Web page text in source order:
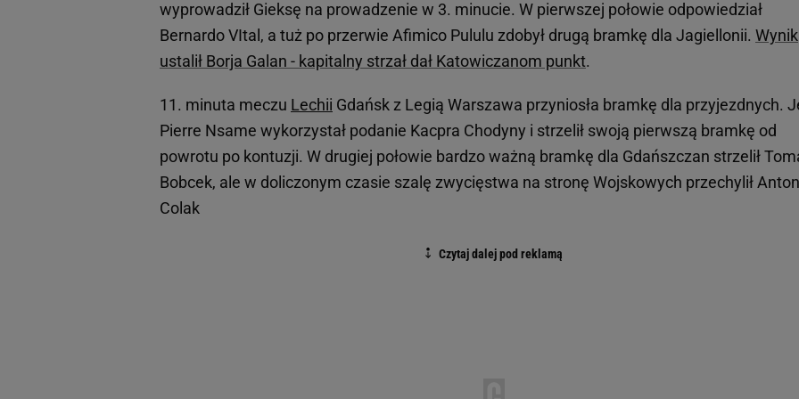
wyprowadził Gieksę na prowadzenie w 3. minucie. W pierwszej połowie odpowiedział
Bernardo VItal, a tuż po przerwie Afimico Pululu zdobył drugą bramkę dla Jagiellonii. Wynik
ustalił Borja Galan - kapitalny strzał dał Katowiczanom punkt.
11. minuta meczu Lechii Gdańsk z Legią Warszawa przyniosła bramkę dla przyjezdnych.
Pierre Nsame wykorzystał podanie Kacpra Chodyny i strzelił swoją pierwszą bramkę od
powrotu po kontuzji. W drugiej połowie bardzo ważną bramkę dla Gdańszczan strzelił
Bobcek, ale w doliczonym czasie szalę zwycięstwa na stronę Wojskowych przechylił
Colak